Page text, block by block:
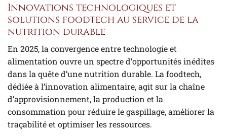
Innovations technologiques et
solutions foodtech au service de la
nutrition durable
En 2025, la convergence entre technologie et
alimentation ouvre un spectre d’opportunités inédites
dans la quête d’une nutrition durable. La foodtech,
dédiée à l’innovation alimentaire, agit sur la chaîne
d’approvisionnement, la production et la
consommation pour réduire le gaspillage, améliorer la
traçabilité et optimiser les ressources.